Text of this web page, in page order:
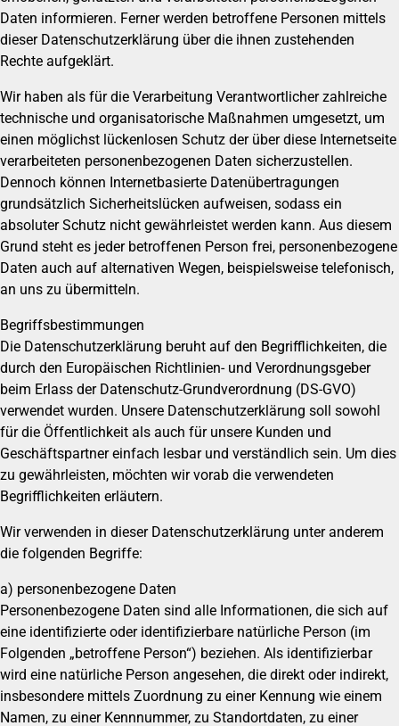
Daten informieren. Ferner werden betroffene Personen mittels
dieser Datenschutzerklärung über die ihnen zustehenden
Rechte aufgeklärt.
Wir haben als für die Verarbeitung Verantwortlicher zahlreiche
technische und organisatorische Maßnahmen umgesetzt, um
einen möglichst lückenlosen Schutz der über diese Internetseite
verarbeiteten personenbezogenen Daten sicherzustellen.
Dennoch können Internetbasierte Datenübertragungen
grundsätzlich Sicherheitslücken aufweisen, sodass ein
absoluter Schutz nicht gewährleistet werden kann. Aus diesem
Grund steht es jeder betroffenen Person frei, personenbezogene
Daten auch auf alternativen Wegen, beispielsweise telefonisch,
an uns zu übermitteln.
Begriffsbestimmungen
Die Datenschutzerklärung beruht auf den Begrifflichkeiten, die
durch den Europäischen Richtlinien- und Verordnungsgeber
beim Erlass der Datenschutz-Grundverordnung (DS-GVO)
verwendet wurden. Unsere Datenschutzerklärung soll sowohl
für die Öffentlichkeit als auch für unsere Kunden und
Geschäftspartner einfach lesbar und verständlich sein. Um dies
zu gewährleisten, möchten wir vorab die verwendeten
Begrifflichkeiten erläutern.
Wir verwenden in dieser Datenschutzerklärung unter anderem
die folgenden Begriffe:
a) personenbezogene Daten
Personenbezogene Daten sind alle Informationen, die sich auf
eine identifizierte oder identifizierbare natürliche Person (im
Folgenden „betroffene Person“) beziehen. Als identifizierbar
wird eine natürliche Person angesehen, die direkt oder indirekt,
insbesondere mittels Zuordnung zu einer Kennung wie einem
Namen, zu einer Kennnummer, zu Standortdaten, zu einer